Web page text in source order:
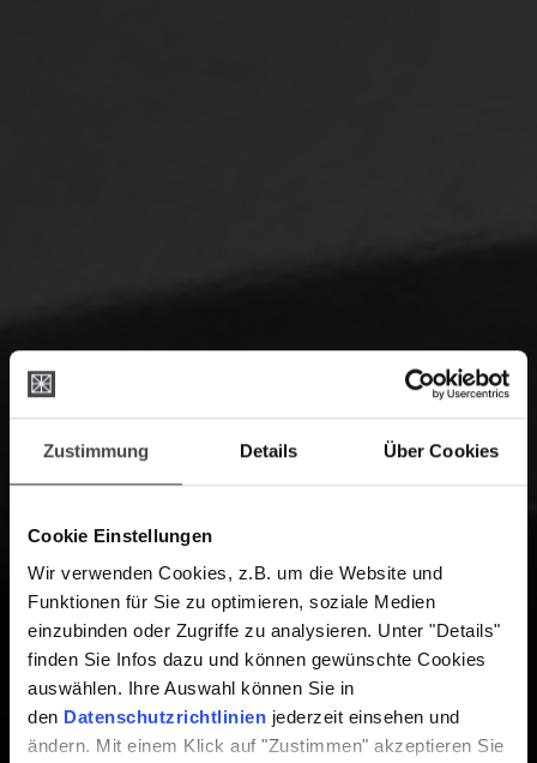
Zustimmung Details Über Cookies
Cookie Einstellungen
Wir verwenden Cookies, z.B. um die Website und
Funktionen für Sie zu optimieren, soziale Medien
einzubinden oder Zugriffe zu analysieren. Unter "Details"
finden Sie Infos dazu und können gewünschte Cookies
auswählen. Ihre Auswahl können Sie in
den Datenschutzrichtlinien jederzeit einsehen und
ändern. Mit einem Klick auf "Zustimmen" akzeptieren Sie